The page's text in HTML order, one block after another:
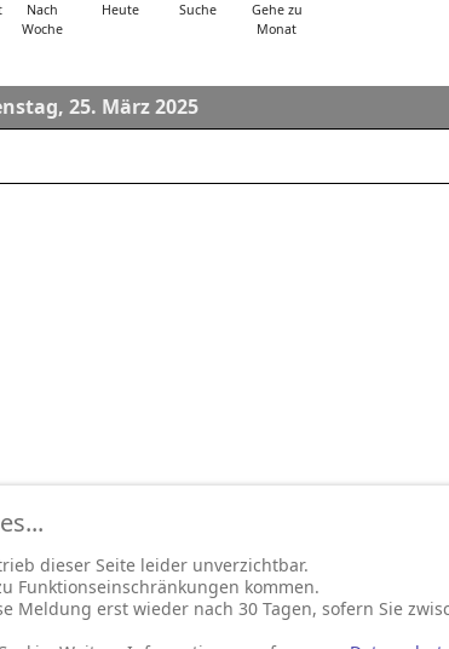
Nach
Woche
Heute Suche
Gehe zu
Monat
25. März 2025
dieser Seite leider unverzichtbar.
Funktionseinschränkungen kommen.
Meldung erst wieder nach 30 Tagen, sofern Sie